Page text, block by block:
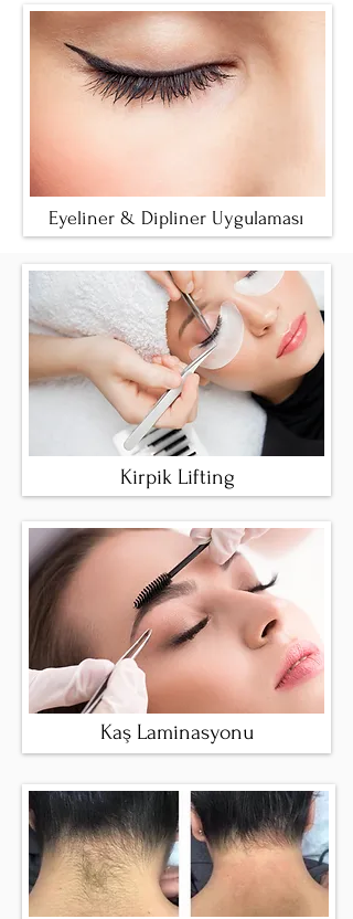
Eyeliner & Dipliner Uygulaması
Kirpik Lifting
Kaş Laminasyonu